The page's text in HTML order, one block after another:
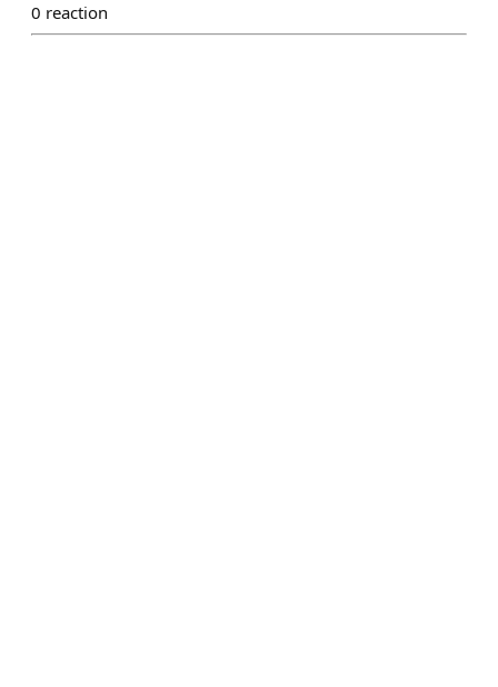
0 reaction